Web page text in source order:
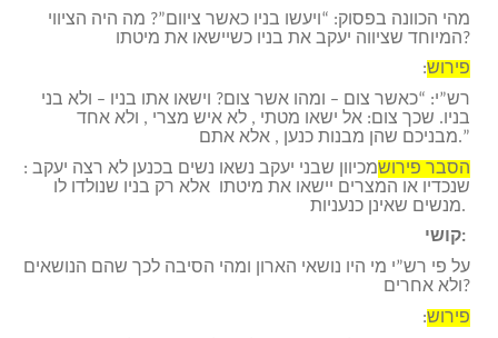
מהי הכוונה בפסוק: “ויעשו בניו כאשר ציוום”? מה היה הציווי
המיוחד שציווה יעקב את בניו כשיישאו את מיטתו?
פירוש:
רש”י: “כאשר צום – ומהו אשר צום? וישאו אתו בניו – ולא בני
בניו. שכך צום: אל ישאו מטתי , לא איש מצרי , ולא אחד
מבניכם שהן מבנות כנען , אלא אתם.”
הסבר פירוש
: מכיוון שבני יעקב נשאו נשים בכנען לא רצה יעקב
שנכדיו או המצרים יישאו את מיטתו אלא רק בניו שנולדו לו
מנשים שאינן כנעניות.
קושי:
על פי רש”י מי היו נושאי הארון ומהי הסיבה לכך שהם הנושאים
ולא אחרים?
פירוש: